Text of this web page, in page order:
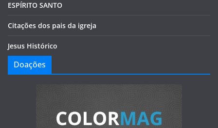
ESPÍRITO SANTO
Citações dos pais da igreja
Jesus Histórico
Doações